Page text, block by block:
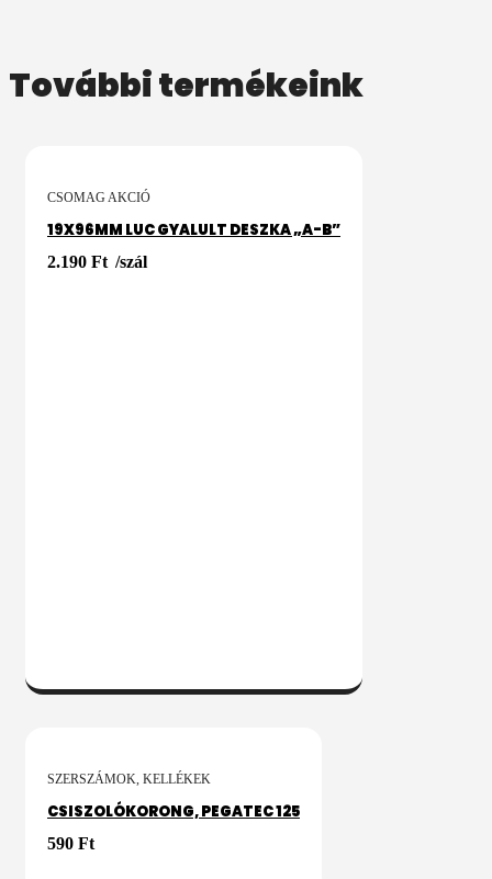
További termékeink
CSOMAG AKCIÓ
19X96MM LUC GYALULT DESZKA „A-B”
2.190 Ft /szál
KOSÁRBA
SZERSZÁMOK, KELLÉKEK
CSISZOLÓKORONG, PEGATEC 125
590 Ft